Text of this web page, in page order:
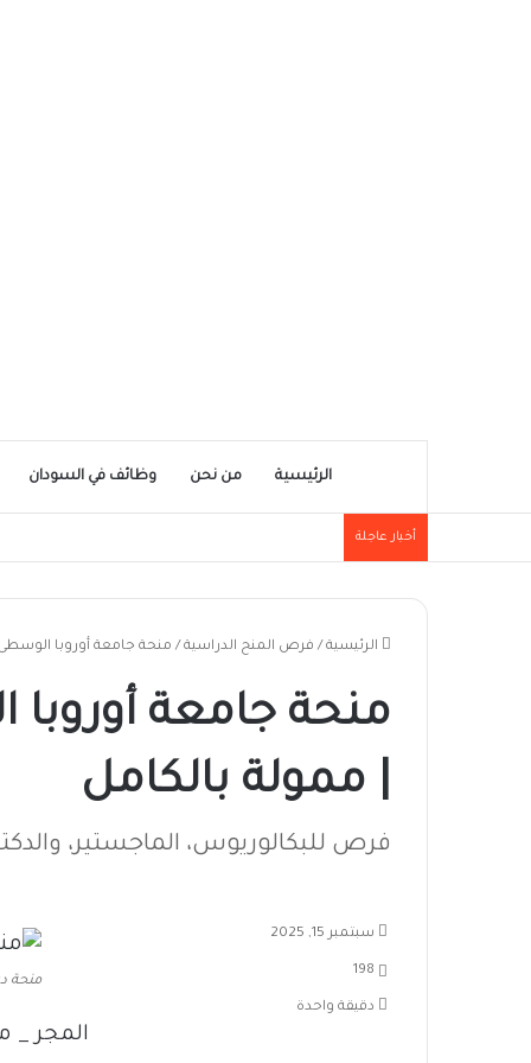
الرئيسية من نحن وظائف في السودان
أخبار عاجلة
الرئيسية / فرص المنح الدراسية / منحة جامعة أوروبا الوسطى 2026 في المجر | ممولة
| ممولة بالكامل
فرص للبكالوريوس، الماجستير،
منحة
المجر _
سبتمبر 15, 2025
198
دقيقة واحدة